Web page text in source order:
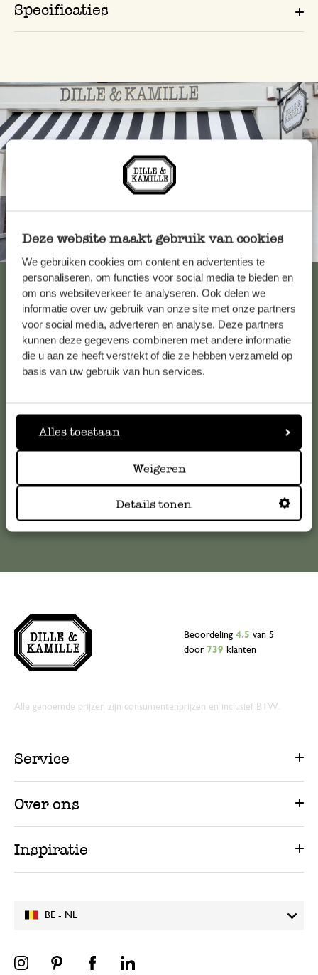
Deze website maakt gebruik van cookies
We gebruiken cookies om content en advertenties te
personaliseren, om functies voor social media te bieden en
om ons websiteverkeer te analyseren. Ook delen we
informatie over uw gebruik van onze site met onze partners
voor social media, adverteren en analyse. Deze partners
kunnen deze gegevens combineren met andere informatie
die u aan ze heeft verstrekt of die ze hebben verzameld op
basis van uw gebruik van hun services.
Alles toestaan
Weigeren
Details tonen
Specificaties
Altijd in de buurt
Bekijk alle 62 winkels
Klantenservice
Voor vragen, tips of hulp kun je contact opnemen met onze
meestgestelde vragen
klantenservice@dille-kamille.com
BE - NL
Beoordeling 4.5 van 5
door 739 klanten
Alle genoemde prijzen zijn consumentenprijzen en inclusief BTW.
Service
Over ons
Inspiratie